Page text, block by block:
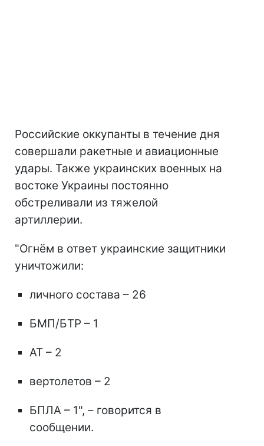
Российские оккупанты в течение дня
совершали ракетные и авиационные
удары. Также украинских военных на
востоке Украины постоянно
обстреливали из тяжелой
артиллерии.
"Огнём в ответ украинские защитники
уничтожили:
личного состава – 26
БМП/БТР – 1
АТ – 2
вертолетов – 2
БПЛА – 1", – говорится в
сообщении.